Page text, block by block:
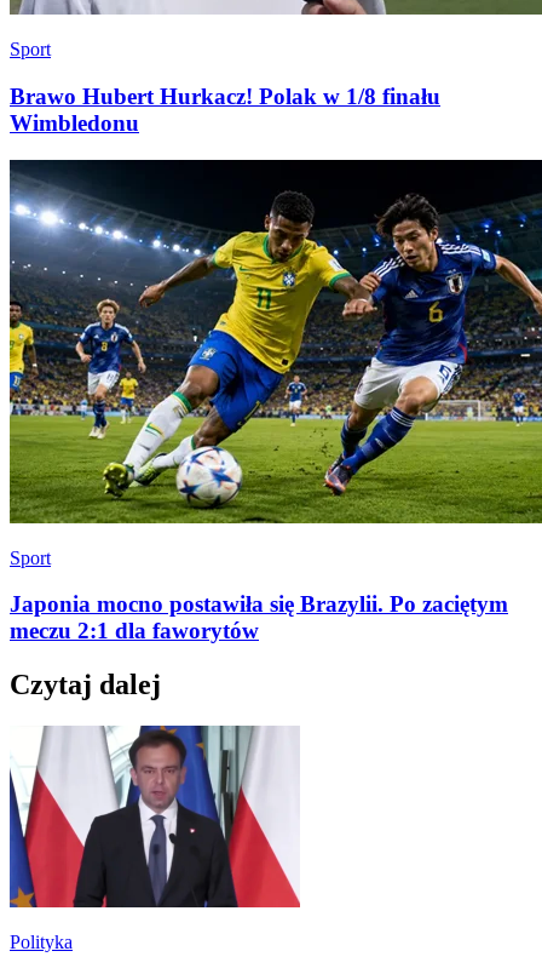
Sport
Brawo Hubert Hurkacz! Polak w 1/8 finału
Wimbledonu
Sport
Japonia mocno postawiła się Brazylii. Po zaciętym
meczu 2:1 dla faworytów
Czytaj dalej
Polityka